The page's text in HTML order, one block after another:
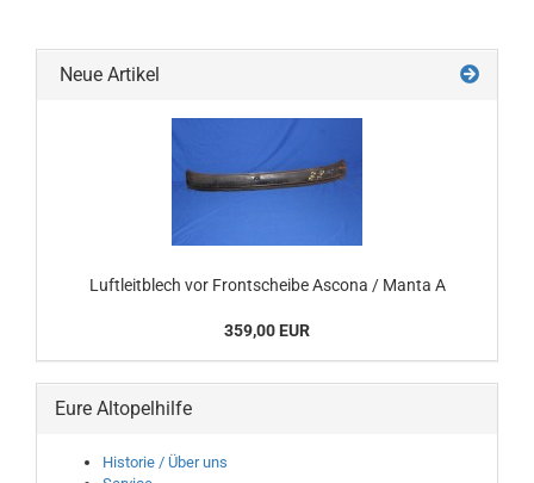
Neue Artikel
Luftleitblech vor Frontscheibe Ascona / Manta A
359,00 EUR
Eure Altopelhilfe
Historie / Über uns